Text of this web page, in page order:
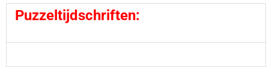
Puzzel tijdschriften: